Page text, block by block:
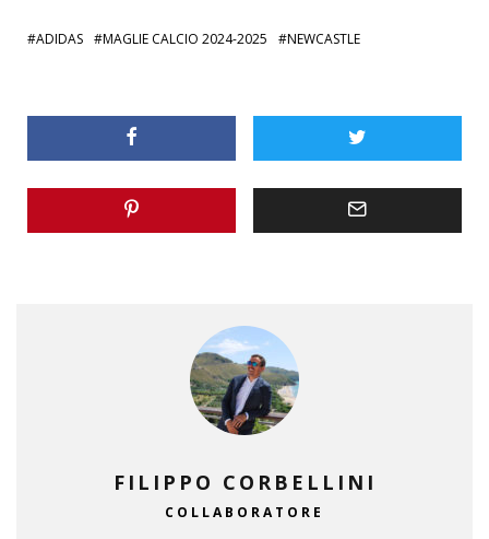
ADIDAS MAGLIE CALCIO 2024-2025 NEWCASTLE
FILIPPO CORBELLINI
COLLABORATORE